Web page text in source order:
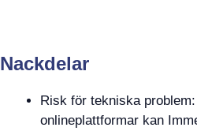
Nackdelar
Risk för tekniska
onlineplattformar kan